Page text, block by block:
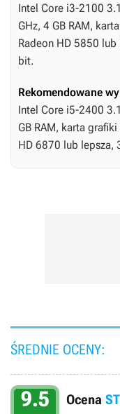
Intel Core i3-2100
GHz, 4 GB RAM,
Radeon HD 5850
bit.
Rekomendowane
Intel Core i5-2400
GB RAM, karta
HD 6870 lub lepsza,
ŚREDNIE OCENY:
9.5 Ocena